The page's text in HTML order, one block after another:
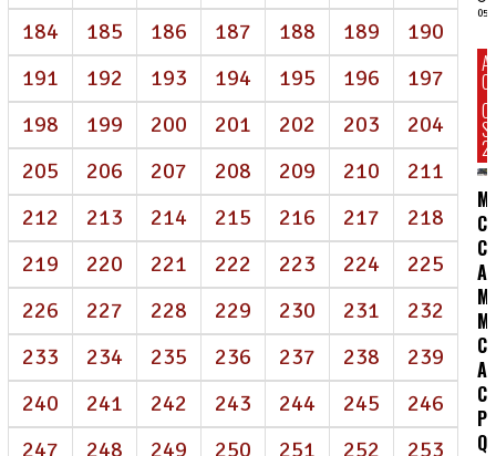
184
185 186 187 188 189
190
191
192 193 194 195 196
197
198
199 200 201 202 203
204
205
206 207 208 209 210
211
212
213 214 215 216 217
218
219
220 221 222 223 224
225
226
227 228 229 230 231
232
233
234 235 236 237 238
239
240
241 242 243 244 245
246
247
248 249 250 251 252
253
05/
C: